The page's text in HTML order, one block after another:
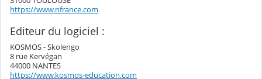
https://www.nfrance.com
Editeur du logiciel :
KOSMOS - Skolengo
8 rue Kervégan
44000 NANTES
https://www.kosmos-education.com